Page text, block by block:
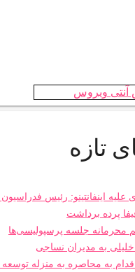
ویروس
تازه
علیه اینفانتینو: رئیس فدراسیون
پرده برداشت
محرمانه جلسه پرسپولیسی‌ها
خلیلی به مدیران نساجی
اقدام به محاصره به منزله